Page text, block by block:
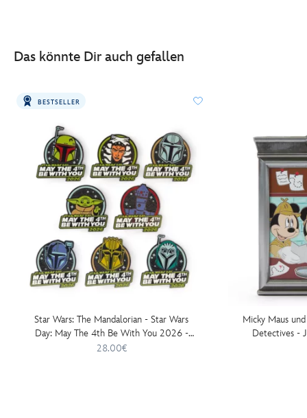
438030539724.html
Das könnte Dir auch gefallen
BESTSELLER
Star Wars: The Mandalorian - Star Wars
Day: May The 4th Be With You 2026 -
Mystery-Anstecknadelset in limitierter
28.00€
Micky Maus
Detectives -